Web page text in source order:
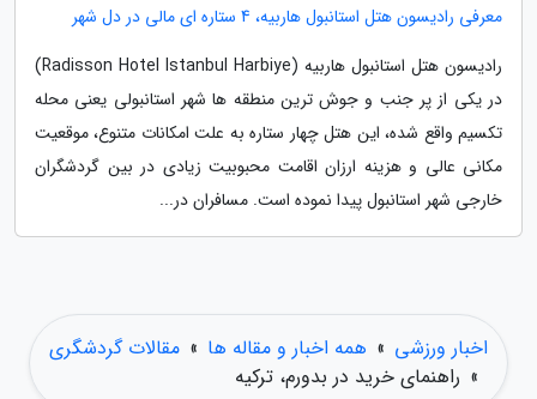
معرفی رادیسون هتل استانبول هاربیه، 4 ستاره ای مالی در دل شهر
رادیسون هتل استانبول هاربیه (Radisson Hotel Istanbul Harbiye)
در یکی از پر جنب و جوش ترین منطقه ها شهر استانبولی یعنی محله
تکسیم واقع شده، این هتل چهار ستاره به علت امکانات متنوع، موقعیت
مکانی عالی و هزینه ارزان اقامت محبوبیت زیادی در بین گردشگران
خارجی شهر استانبول پیدا نموده است. مسافران در...
اخبار ورزشی » همه اخبار و مقاله ها » مقالات گردشگری
» راهنمای خرید در بدورم، ترکیه